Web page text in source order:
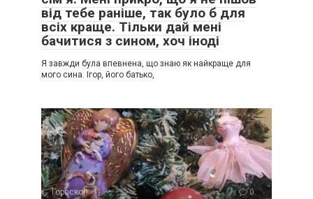
від тебе раніше, так було б для
всіх краще. Тільки дай мені
бачитися з сином, хоч іноді
Я завжди була впевнена, що знаю як найкраще для
мого сина. Ігор, його батько,
Гороскоп 0